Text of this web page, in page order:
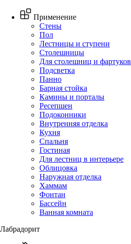
Применение
Стены
Пол
Лестницы и ступени
Столешницы
Для столешниц и фартуков
Подсветка
Панно
Барная стойка
Камины и порталы
Ресепшен
Подоконники
Внутренняя отделка
Кухня
Спальня
Гостиная
Для лестниц в интерьере
Облицовка
Наружная отделка
Хаммам
Фонтан
Бассейн
Ванная комната
Лабрадорит